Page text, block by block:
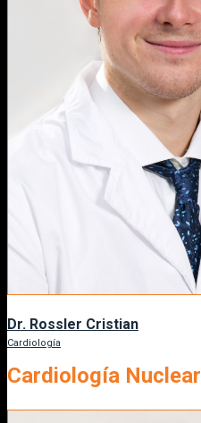
Dr. Rossler Cristian
Cardiología
Cardiología Nuclear